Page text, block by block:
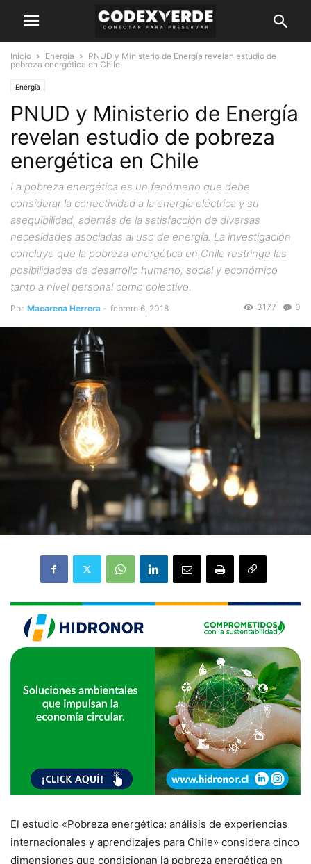
Inicio Energía
PNUD y Ministerio de Energía revelan estudio de
pobreza energética en Chile
Energía
PNUD y Ministerio de Energía
revelan estudio de pobreza
energética en Chile
La pobreza energética es un fenómeno que debe
considerar la conectividad a la energía eléctrica y su
asequibilidad, además de la satisfacción de diversas
necesidades asociadas al uso de energía. La investigación
concluye que la pobreza energética en Chile restringe las
posibilidades de desarrollo humano, social y económico
tanto a nivel personal como colectivo.
Por Macarena Herrera - febrero 6, 2018 0
3177
El estudio «Pobreza energética: análisis de experiencias
internacionales y aprendizajes para Chile» considera cinco
dimensiones que condicionan la pobreza energética en